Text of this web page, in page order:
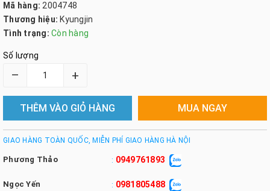
Mã hàng: 2004748
Thương hiệu: Kyungjin
Tình trạng: Còn hàng
Số lượng
– +
THÊM VÀO GIỎ HÀNG MUA NGAY
GIAO HÀNG TOÀN QUỐC, MIỄN PHÍ GIAO HÀNG HÀ NỘI
Phương Thảo : 0949761893
Ngọc Yến : 0981805488